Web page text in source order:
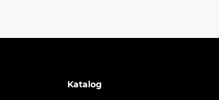
*Wszystkie charakterystyki są
Katalog